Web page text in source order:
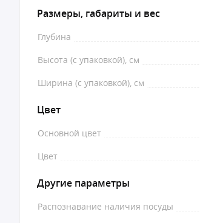
Размеры, габариты и вес
Глубина
Высота (с упаковкой), см
Ширина (с упаковкой), см
Цвет
Основной цвет
Цвет
Другие параметры
Распознавание наличия посуды